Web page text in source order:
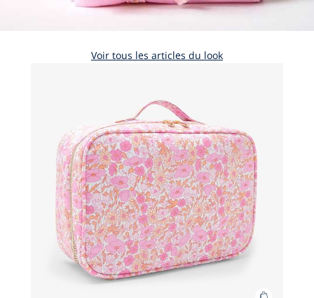
Voir tous les articles du look